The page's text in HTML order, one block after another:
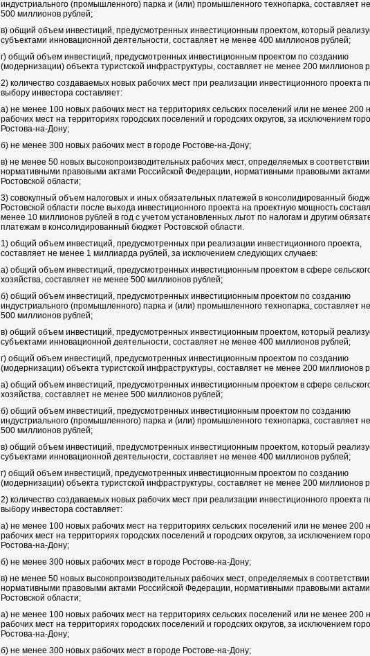
индустриального (промышленного) парка и (или) промышленного технопарка, составляет
500 миллионов рублей;
в) общий объем инвестиций, предусмотренных инвестиционным проектом, который
субъектами инновационной деятельности, составляет не менее 400 миллионов рублей;
г) общий объем инвестиций, предусмотренных инвестиционным проектом по созданию
(модернизации) объекта туристской инфраструктуры, составляет не менее 200 миллионов
2) количество создаваемых новых рабочих мест при реализации инвестиционного проекта
выбору инвестора составляет:
а) не менее 100 новых рабочих мест на территориях сельских поселений или не менее 200
рабочих мест на территориях городских поселений и городских округов, за исключением
Ростова-на-Дону;
б) не менее 300 новых рабочих мест в городе Ростове-на-Дону;
в) не менее 50 новых высокопроизводительных рабочих мест, определяемых в соответствии
нормативными правовыми актами Российской Федерации, нормативными правовыми актами
Ростовской области;
3) совокупный объем налоговых и иных обязательных платежей в консолидированный
Ростовской области после выхода инвестиционного проекта на проектную мощность
менее 10 миллионов рублей в год с учетом установленных льгот по налогам и другим
платежам в консолидированный бюджет Ростовской области.
1) общий объем инвестиций, предусмотренных при реализации инвестиционного проекта,
составляет не менее 1 миллиарда рублей, за исключением следующих случаев:
а) общий объем инвестиций, предусмотренных инвестиционным проектом в сфере
хозяйства, составляет не менее 500 миллионов рублей;
б) общий объем инвестиций, предусмотренных инвестиционным проектом по созданию
индустриального (промышленного) парка и (или) промышленного технопарка, составляет
500 миллионов рублей;
в) общий объем инвестиций, предусмотренных инвестиционным проектом, который
субъектами инновационной деятельности, составляет не менее 400 миллионов рублей;
г) общий объем инвестиций, предусмотренных инвестиционным проектом по созданию
(модернизации) объекта туристской инфраструктуры, составляет не менее 200 миллионов
а) общий объем инвестиций, предусмотренных инвестиционным проектом в сфере
хозяйства, составляет не менее 500 миллионов рублей;
б) общий объем инвестиций, предусмотренных инвестиционным проектом по созданию
индустриального (промышленного) парка и (или) промышленного технопарка, составляет
500 миллионов рублей;
в) общий объем инвестиций, предусмотренных инвестиционным проектом, который
субъектами инновационной деятельности, составляет не менее 400 миллионов рублей;
г) общий объем инвестиций, предусмотренных инвестиционным проектом по созданию
(модернизации) объекта туристской инфраструктуры, составляет не менее 200 миллионов
2) количество создаваемых новых рабочих мест при реализации инвестиционного проекта
выбору инвестора составляет:
а) не менее 100 новых рабочих мест на территориях сельских поселений или не менее 200
рабочих мест на территориях городских поселений и городских округов, за исключением
Ростова-на-Дону;
б) не менее 300 новых рабочих мест в городе Ростове-на-Дону;
в) не менее 50 новых высокопроизводительных рабочих мест, определяемых в соответствии
нормативными правовыми актами Российской Федерации, нормативными правовыми актами
Ростовской области;
а) не менее 100 новых рабочих мест на территориях сельских поселений или не менее 200
рабочих мест на территориях городских поселений и городских округов, за исключением
Ростова-на-Дону;
б) не менее 300 новых рабочих мест в городе Ростове-на-Дону;